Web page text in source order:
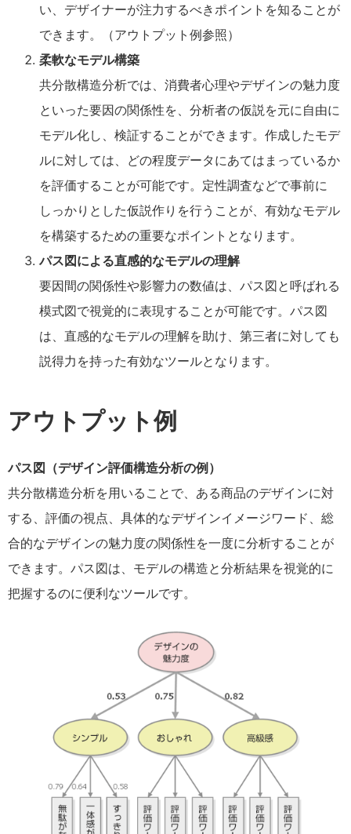
い、デザイナーが注力するべきポイントを知ることが
できます。（アウトプット例参照）
柔軟なモデル構築
共分散構造分析では、消費者心理やデザインの魅力度
といった要因の関係性を、分析者の仮説を元に自由に
モデル化し、検証することができます。作成したモデ
ルに対しては、どの程度データにあてはまっているか
を評価することが可能です。定性調査などで事前に
しっかりとした仮説作りを行うことが、有効なモデル
を構築するための重要なポイントとなります。
パス図による直感的なモデルの理解
要因間の関係性や影響力の数値は、パス図と呼ばれる
模式図で視覚的に表現することが可能です。パス図
は、直感的なモデルの理解を助け、第三者に対しても
説得力を持った有効なツールとなります。
アウトプット例
パス図（デザイン評価構造分析の例）
共分散構造分析を用いることで、ある商品のデザインに対
する、評価の視点、具体的なデザインイメージワード、総
合的なデザインの魅力度の関係性を一度に分析することが
できます。パス図は、モデルの構造と分析結果を視覚的に
把握するのに便利なツールです。